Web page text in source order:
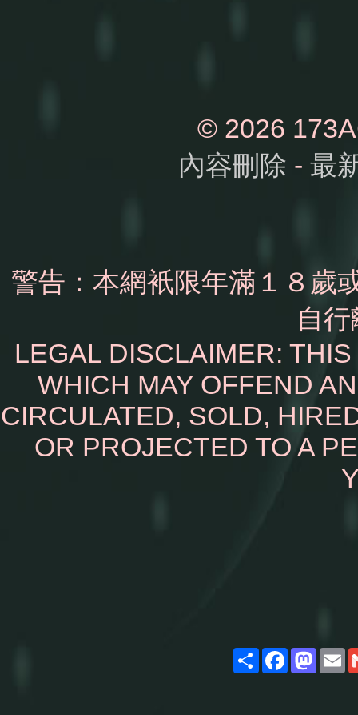
© 2026
內容刪除 - 最
警告：本網衹限年滿１８歲
自
LEGAL DISCLAIMER:
WHICH MAY OFFEND
CIRCULATED, SOLD,
OR PROJECTED TO A
ShareFacebook